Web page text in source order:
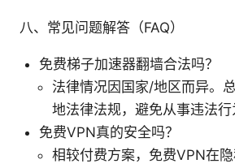
八、常见问题解答（FAQ）
免费梯子加速器翻墙合法吗？
法律情况因国家/地区而异。
地法律法规，避免从事违法行
免费VPN真的安全吗？
相较付费方案，免费VPN在